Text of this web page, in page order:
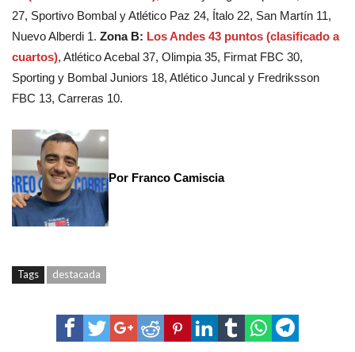
27, Sportivo Bombal y Atlético Paz 24, Ítalo 22, San Martín 11,
Nuevo Alberdi 1. Zona B: Los Andes 43 puntos (clasificado a
cuartos), Atlético Acebal 37, Olimpia 35, Firmat FBC 30,
Sporting y Bombal Juniors 18, Atlético Juncal y Fredriksson
FBC 13, Carreras 10.
Por Franco Camiscia
Tags destacada